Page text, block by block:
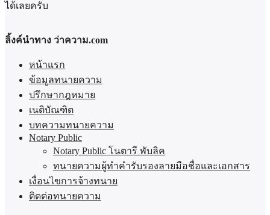
ได้เลยครับ
ลิ้งค์นำทาง ว่าความ.com
หน้าแรก
ข้อมูลทนายความ
ปรึกษากฎหมาย
เนติบัณฑิต
บทความทนายความ
Notary Public
Notary Public โนตารี พับลิค
ทนายความผู้ทำคำรับรองลายมือชื่อและเอกสาร
เงื่อนไขการจ้างทนาย
ติดต่อทนายความ